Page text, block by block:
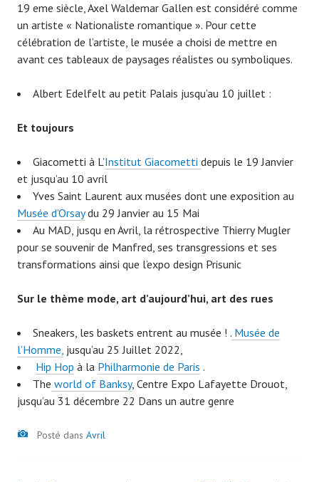
19 eme siècle, Axel Waldemar Gallen est considéré comme
un artiste « Nationaliste romantique ». Pour cette
célébration de l’artiste, le musée a choisi de mettre en
avant ces tableaux de paysages réalistes ou symboliques.
Albert Edelfelt au petit Palais jusqu’au 10 juillet :
Et toujours
Giacometti à L’Institut Giacometti depuis le 19 Janvier
et jusqu’au 10 avril
Yves Saint Laurent aux musées dont une exposition au
Musée d’Orsaydu 29 Janvier au 15 Mai
Au MAD, jusqu en Avril, la rétrospective Thierry Mugler
pour se souvenir de Manfred, ses transgressions et ses
transformations ainsi que l’expo design Prisunic
Sur le thème mode, art d’aujourd’hui, art des rues
Sneakers, les baskets entrent au musée ! . Musée de
l’Homme, jusqu’au 25 Juillet 2022,
Hip Hop à la Philharmonie de Paris .
The world of Banksy, Centre Expo Lafayette Drouot,
jusqu’au 31 décembre 22 Dans un autre genre
Image
Posté dans Avril